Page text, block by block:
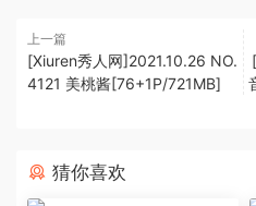
上一篇
[Xiuren秀人网]2021.10.26 NO.
4121 美桃酱[76+1P/721MB]
猜你喜欢